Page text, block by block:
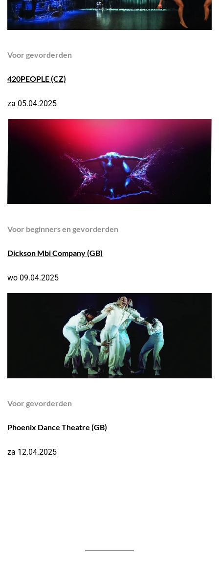
Voor gevorderden
420PEOPLE (CZ)
za 05.04.2025
Voor beginners en gevorderden
Dickson Mbi Company(GB)
wo 09.04.2025
Voor gevorderden
Phoenix Dance Theatre (GB)
za 12.04.2025